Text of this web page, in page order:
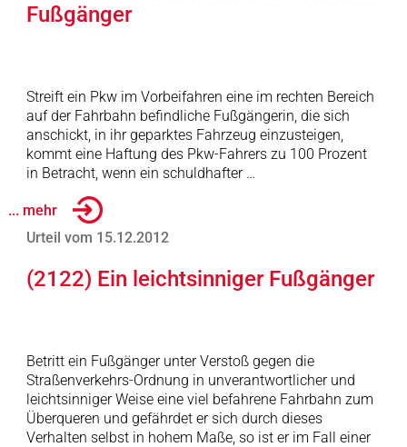
Fußgänger
Streift ein Pkw im Vorbeifahren eine im rechten Bereich
auf der Fahrbahn befindliche Fußgängerin, die sich
anschickt, in ihr geparktes Fahrzeug einzusteigen,
kommt eine Haftung des Pkw-Fahrers zu 100 Prozent
in Betracht, wenn ein schuldhafter …
... mehr
Urteil vom 15.12.2012
(2122) Ein leichtsinniger Fußgänger
Betritt ein Fußgänger unter Verstoß gegen die
Straßenverkehrs-Ordnung in unverantwortlicher und
leichtsinniger Weise eine viel befahrene Fahrbahn zum
Überqueren und gefährdet er sich durch dieses
Verhalten selbst in hohem Maße, so ist er im Fall einer